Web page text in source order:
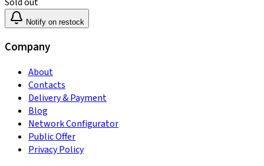
Notify on restock
Company
About
Contacts
Delivery & Payment
Blog
Network Configurator
Public Offer
Privacy Policy